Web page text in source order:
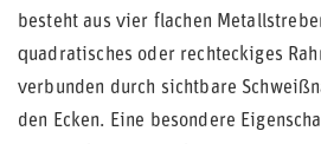
besteht aus vier flachen
quadratisches oder rechteckiges
verbunden durch sichtbare
den Ecken. Eine besondere